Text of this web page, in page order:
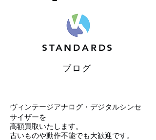
STANDARDS
ブログ
ヴィンテージアナログ・デジタルシンセ
サイザーを
高額買取いたします。
古いものや動作不能でも大歓迎です。